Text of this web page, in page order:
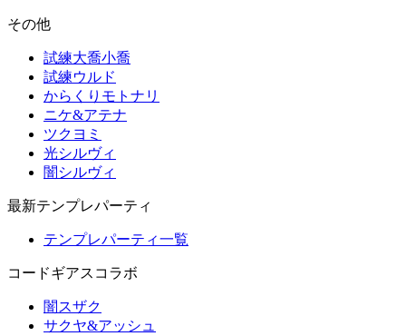
その他
試練大喬小喬
試練ウルド
からくりモトナリ
ニケ&アテナ
ツクヨミ
光シルヴィ
闇シルヴィ
最新テンプレパーティ
テンプレパーティ一覧
コードギアスコラボ
闇スザク
サクヤ&アッシュ